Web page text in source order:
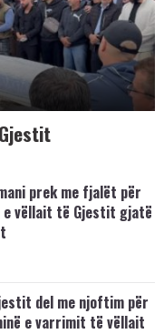
prek me fjalët për
e vëllait të Gjestit gjatë
del me njoftim për
e varrimit të vëllait